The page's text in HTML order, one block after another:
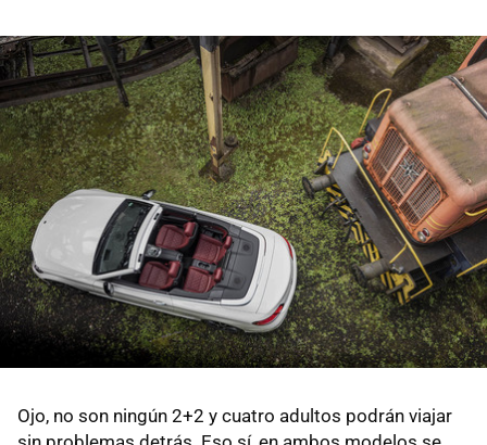
Ojo, no son ningún 2+2 y cuatro adultos podrán viajar